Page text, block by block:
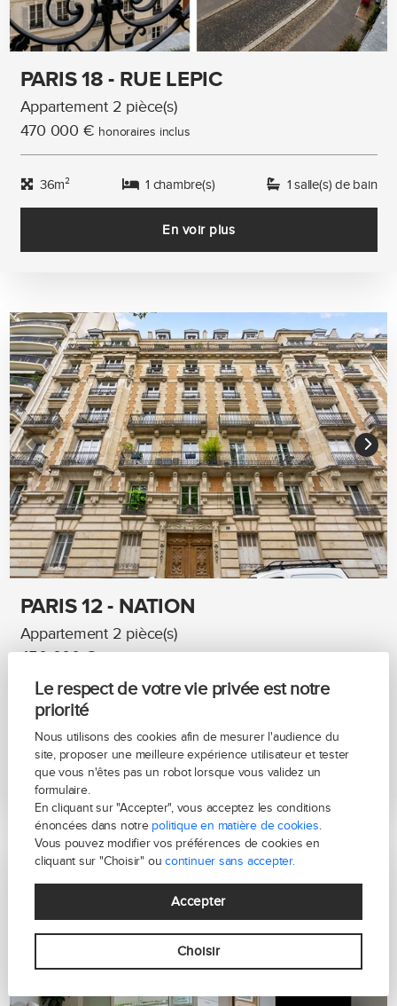
Le respect de votre vie privée est notre
priorité
Nous utilisons des cookies afin de mesurer l'audience du
site, proposer une meilleure expérience utilisateur et tester
que vous n'êtes pas un robot lorsque vous validez un
formulaire.
En cliquant sur "Accepter", vous acceptez les conditions
énoncées dans notre politique en matière de cookies.
Vous pouvez modifier vos préférences de cookies en
cliquant sur "Choisir" oucontinuer sans accepter.
Accepter
Choisir
PARIS 18 - RUE LEPIC
Appartement 2 pièce(s)
470 000 € honoraires inclus
36m² 1 chambre(s) 1 salle(s) de bain
En voir plus
PARIS 12 - NATION
Appartement 2 pièce(s)
450 000 €
41m²
En voir plus